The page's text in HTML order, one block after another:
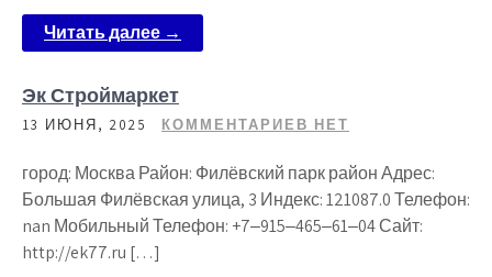
Читать далее →
Эк Строймаркет
13 ИЮНЯ, 2025 КОММЕНТАРИЕВ НЕТ
город: Москва Район: Филёвский парк район Адрес:
Большая Филёвская улица, 3 Индекс: 121087.0 Телефон:
nan Мобильный Телефон: +7‒915‒465‒61‒04 Сайт:
http://ek77.ru […]